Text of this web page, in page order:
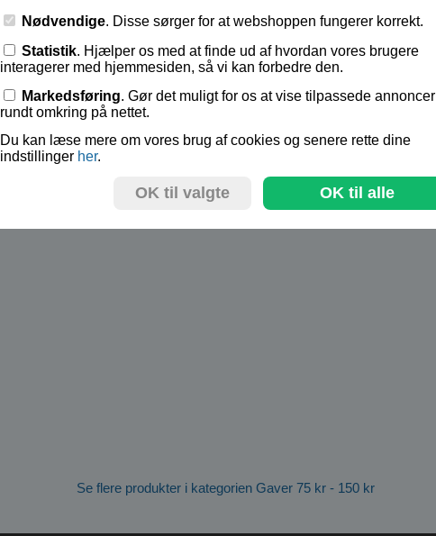
Se flere produkter i kategorien Gaver 75 kr - 150 kr
Nødvendige. Disse sørger for at webshoppen fungerer korrekt.
Statistik. Hjælper os med at finde ud af hvordan vores brugere
interagerer med hjemmesiden, så vi kan forbedre den.
Markedsføring. Gør det muligt for os at vise tilpassede annoncer
rundt omkring på nettet.
Du kan læse mere om vores brug af cookies og senere rette dine
indstillinger her.
OK til valgte OK til alle